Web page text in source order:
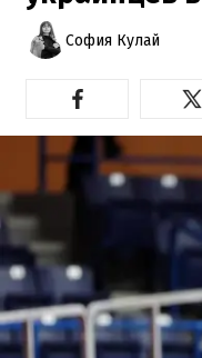
София Кулай